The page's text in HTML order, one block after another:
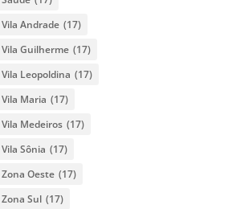
Andrade (17)
Guilherme (17)
Leopoldina (17)
Maria (17)
Medeiros (17)
Sônia (17)
Oeste (17)
Sul (17)